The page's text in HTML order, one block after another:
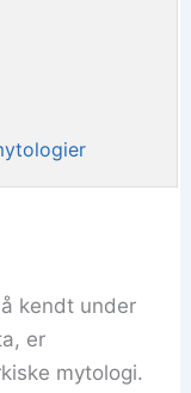
er
mytologi.